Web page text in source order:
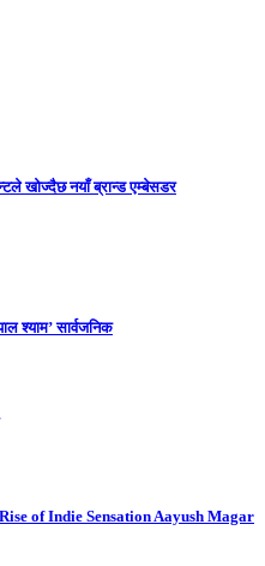
खोज्दैछ नयाँ ब्रान्ड एम्बेसडर
श्याम’ सार्वजनिक
of Indie Sensation Aayush Magar